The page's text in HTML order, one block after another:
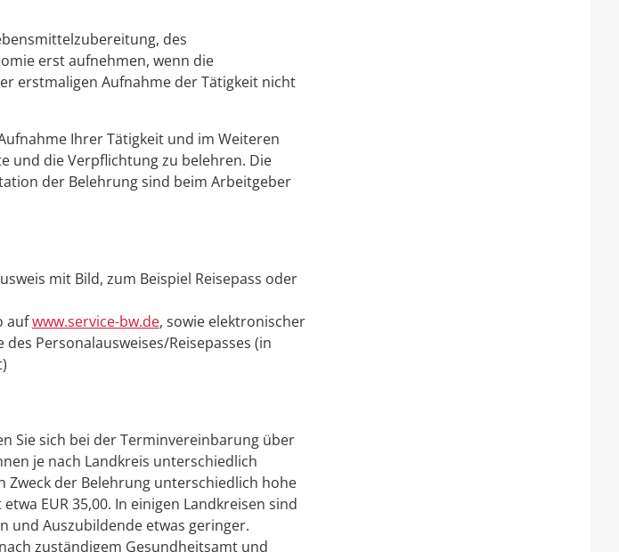
des
erst aufnehmen, wenn die
erstmaligen Aufnahme der Tätigkeit nicht
Ihrer Tätigkeit und im Weiteren
und die Verpflichtung zu belehren. Die
der Belehrung sind beim Arbeitgeber
mit Bild, zum Beispiel Reisepass oder
aufwww.service-bw.de, sowie elektronischer
Personalausweises/Reisepasses (in
Sie sich bei der Terminvereinbarung über
je nach Landkreis unterschiedlich
Zweck der Belehrung unterschiedlich hohe
EUR 35,00. In einigen Landkreisen sind
und Auszubildende etwas geringer.
zuständigem Gesundheitsamt und